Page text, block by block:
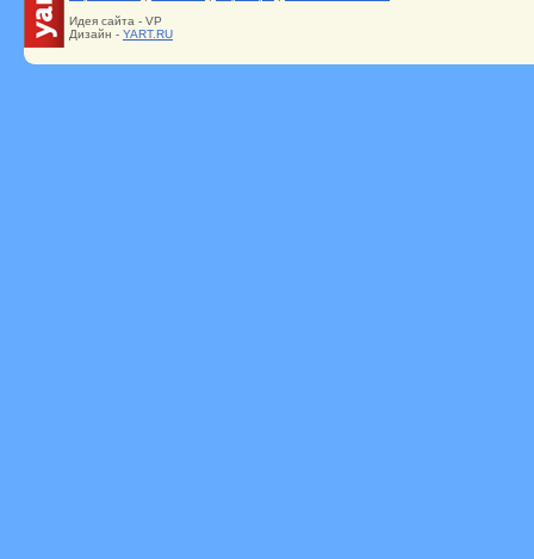
Идея сайта - VP
Дизайн - YART.RU